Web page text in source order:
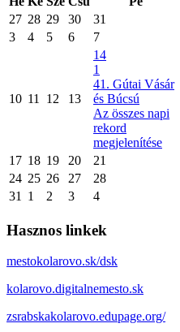
27 28 29 30 31
3
4 5 6 7
10 11 12 13
14
1
41. Gútai Vásár
és Búcsú
Az összes napi
rekord
megjelenítése
17 18 19 20 21
24 25 26 27 28
31
1 2 3 4
Hasznos linkek
mestokolarovo.sk/dsk
kolarovo.digitalnemesto.sk
zsrabskakolarovo.edupage.org/